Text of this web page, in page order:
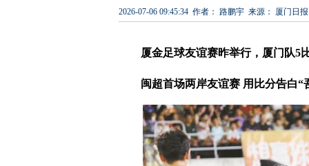
2026-07-06 09:45:34 作者： 路鹏宇 来源： 厦门日报
厦金足球友谊赛昨举行，厦门队5
闽超首场两岸友谊赛 用比分告白“